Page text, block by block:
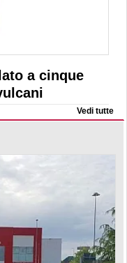
a cinque
Vedi tutte